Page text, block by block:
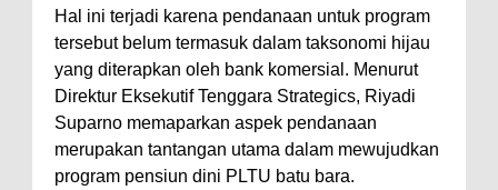
Hal ini terjadi karena pendanaan untuk program
tersebut belum termasuk dalam taksonomi hijau
yang diterapkan oleh bank komersial. Menurut
Direktur Eksekutif Tenggara Strategics, Riyadi
Suparno memaparkan aspek pendanaan
merupakan tantangan utama dalam mewujudkan
program pensiun dini PLTU batu bara.